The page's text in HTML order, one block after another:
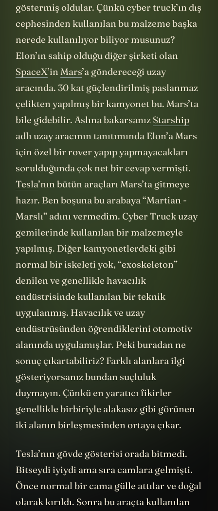
sadece anlatmadılar aynı zamanda
göstermiş oldular. Çünkü cyber truck’ın dış
cephesinden kullanılan bu malzeme başka
nerede kullanılıyor biliyor musunuz?
Elon’ın sahip olduğu diğer şirketi olan
SpaceX’inMars’a göndereceği uzay
aracında. 30 kat güçlendirilmiş paslanmaz
çelikten yapılmış bir kamyonet bu. Mars’ta
bile gidebilir. Aslına bakarsanızStarship
adlı uzay aracının tanıtımında Elon’a Mars
için özel bir rover yapıp yapmayacakları
sorulduğunda çok net bir cevap vermişti.
Tesla’nın bütün araçları Mars’ta gitmeye
hazır. Ben boşuna bu arabaya “Martian -
Marslı” adını vermedim. Cyber Truck uzay
gemilerinde kullanılan bir malzemeyle
yapılmış. Diğer kamyonetlerdeki gibi
normal bir iskeleti yok, “exoskeleton”
denilen ve genellikle havacılık
endüstrisinde kullanılan bir teknik
uygulanmış. Havacılık ve uzay
endüstrüsünden öğrendiklerini otomotiv
alanında uygulamışlar. Peki buradan ne
sonuç çıkartabiliriz? Farklı alanlara ilgi
gösteriyorsanız bundan suçluluk
duymayın. Çünkü en yaratıcı fikirler
genellikle birbiriyle alakasız gibi görünen
Tesla’nın gövde gösterisi orada bitmedi.
Bitseydi iyiydi ama sıra camlara gelmişti.
Önce normal bir cama gülle attılar ve doğal